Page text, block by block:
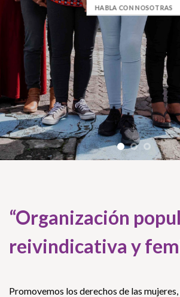
HABLA
“Organización
reivindicativa y
Promovemos los derechos de las